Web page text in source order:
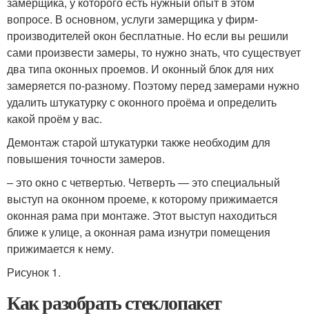
вопросе. В основном, услуги замерщика у фирм-
производителей окон бесплатные. Но если вы решили
сами произвести замеры, то нужно знать, что существует
два типа оконных проемов. И оконный блок для них
замеряется по-разному. Поэтому перед замерами нужно
удалить штукатурку с оконного проёма и определить
какой проём у вас.
Демонтаж старой штукатурки также необходим для
повышения точности замеров.
– это окно с четвертью. Четверть — это специальный
выступ на оконном проеме, к которому прижимается
оконная рама при монтаже. Этот выступ находиться
ближе к улице, а оконная рама изнутри помещения
прижимается к нему.
Рисунок 1.
Как разобрать стеклопакет